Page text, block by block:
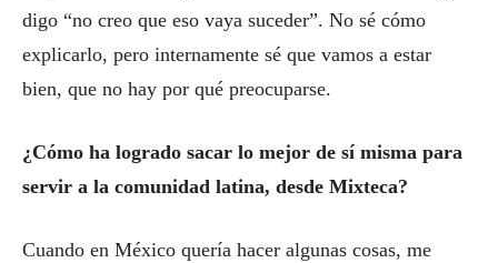
digo “no creo que eso vaya suceder”. No sé cómo
explicarlo, pero internamente sé que vamos a estar
bien, que no hay por qué preocuparse.
¿Cómo ha logrado sacar lo mejor de sí misma para
servir a la comunidad latina, desde Mixteca?
Cuando en México quería hacer algunas cosas, me